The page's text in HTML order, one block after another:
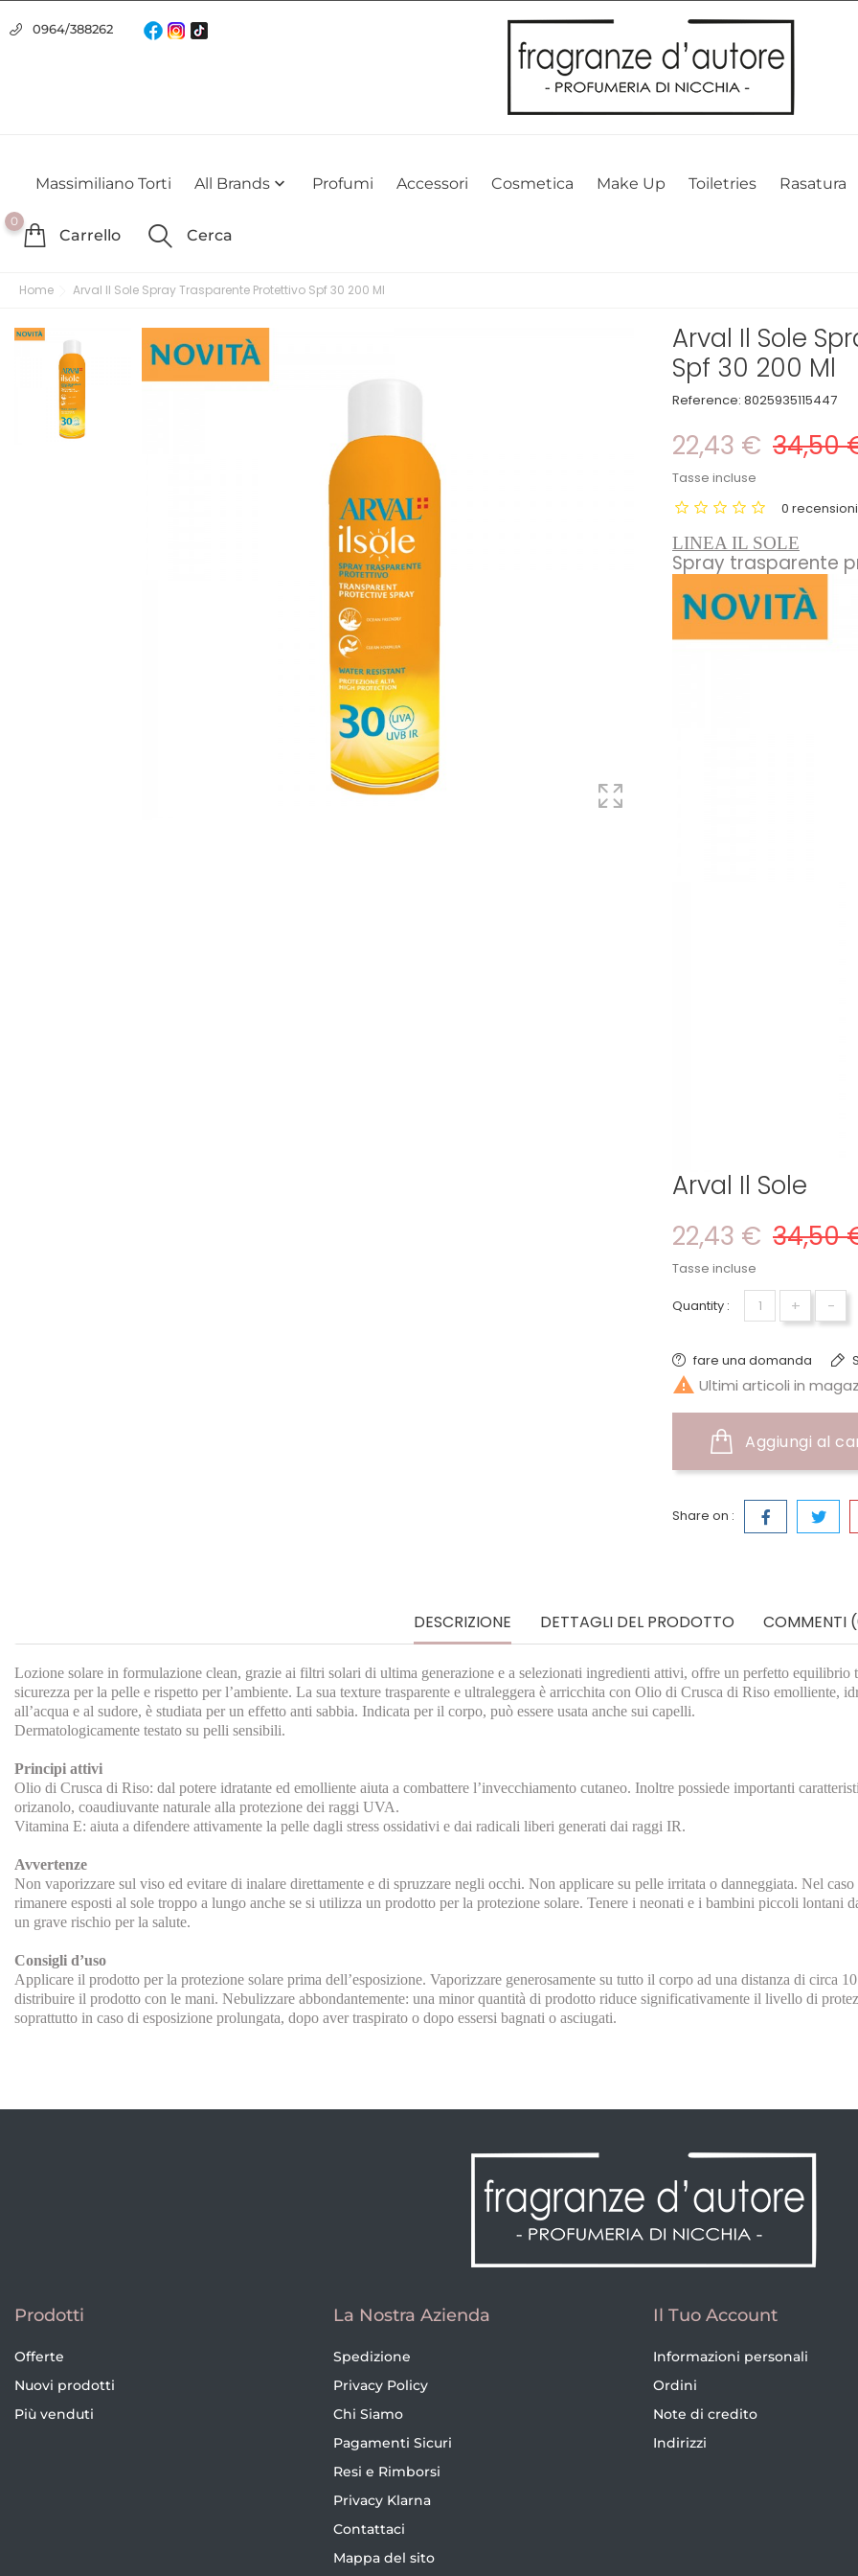
Usiamo i cookie
Utilizziamo i cookie per offrirti la migliore esperienza possibile sul nostro sito web. Cliccando su OK, acconsenti alla nostra politica
0964/388262
Massimiliano Torti All Brands  Profumi Accessori Cosmetica Make Up Toiletries Rasatura
0
Carrello Cerca
Home Arval Il Sole Spray Trasparente Protettivo Spf 30 200 Ml
Arval Il Sole
Spf 30 200 Ml
Reference: 8025935115447
22,43 € 34,50
Tasse incluse
0
LINEA IL SOLE
Spray trasparente
Arval Il Sole
22,43 € 34,50
Tasse incluse
Quantity : + -
fare una domanda
 Ultimi articoli in
Aggiungi al
Share on :
DESCRIZIONE DETTAGLI DEL PRODOTTO COMMENTI
Lozione solare in formulazione clean, grazie ai filtri solari di ultima generazione e a selezionati ingredienti attivi, offre un perfetto
sicurezza per la pelle e rispetto per l’ambiente. La sua texture trasparente e ultraleggera è arricchita con Olio di Crusca di Riso emolliente,
all’acqua e al sudore, è studiata per un effetto anti sabbia. Indicata per il corpo, può essere usata anche sui capelli.
Dermatologicamente testato su pelli sensibili.
Principi attivi
Olio di Crusca di Riso: dal potere idratante ed emolliente aiuta a combattere l’invecchiamento cutaneo. Inoltre possiede importanti
orizanolo, coaudiuvante naturale alla protezione dei raggi UVA.
Vitamina E: aiuta a difendere attivamente la pelle dagli stress ossidativi e dai radicali liberi generati dai raggi IR.
Avvertenze
Non vaporizzare sul viso ed evitare di inalare direttamente e di spruzzare negli occhi. Non applicare su pelle irritata o danneggiata. Nel
rimanere esposti al sole troppo a lungo anche se si utilizza un prodotto per la protezione solare. Tenere i neonati e i bambini piccoli lontani
un grave rischio per la salute.
Consigli d’uso
Applicare il prodotto per la protezione solare prima dell’esposizione. Vaporizzare generosamente su tutto il corpo ad una distanza di circa
distribuire il prodotto con le mani. Nebulizzare abbondantemente: una minor quantità di prodotto riduce significativamente il livello di
soprattutto in caso di esposizione prolungata, dopo aver traspirato o dopo essersi bagnati o asciugati.
Prodotti
Offerte
Nuovi prodotti
Più venduti
La Nostra Azienda
Spedizione
Privacy Policy
Chi Siamo
Pagamenti Sicuri
Resi e Rimborsi
Privacy Klarna
Contattaci
Mappa del sito
Il Tuo Account
Informazioni personali
Ordini
Note di credito
Indirizzi